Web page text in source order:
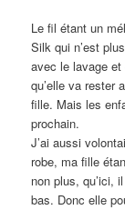
Le fil étant un
Silk qui n’est
avec le lavage et
qu’elle va rester
fille. Mais les
prochain.
J’ai aussi
robe, ma fille
non plus, qu’ici,
bas. Donc elle